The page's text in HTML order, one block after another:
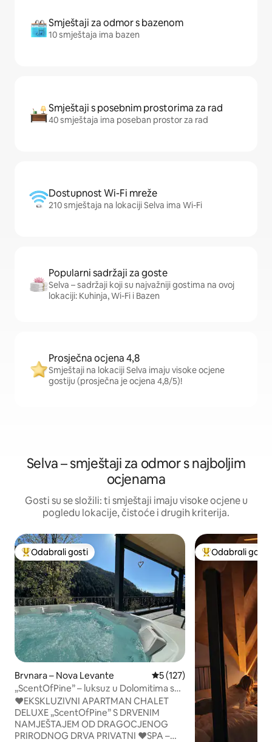
Smještaji za odmor s bazenom
10 smještaja ima bazen
Smještaji s posebnim prostorima za rad
40 smještaja ima poseban prostor za rad
Dostupnost Wi-Fi mreže
210 smještaja na lokaciji Selva ima Wi-Fi
Popularni sadržaji za goste
Selva – sadržaji koji su najvažniji gostima na ovoj
lokaciji: Kuhinja, Wi-Fi i Bazen
Prosječna ocjena 4,8
Smještaji na lokaciji Selva imaju visoke ocjene
gostiju (prosječna je ocjena 4,8/5)!
Selva – smještaji za odmor s najboljim
ocjenama
Gosti su se složili: ti smještaji imaju visoke ocjene u
pogledu lokacije, čistoće i drugih kriterija.
Među najviše rangiranima s oznakom „Odabrali gosti”
Odabrali gosti
Brvnara – Nova Levante Prosječna ocjena: 5/5,
5 (127)
„ScentOfPine” – luksuz u Dolomitima s
vrtlogom i saunom
♥️EKSKLUZIVNI APARTMAN CHALET
DELUXE „ScentOfPine” S DRVENIM
NAMJEŠTAJEM OD DRAGOCJENOG
PRIRODNOG DRVA PRIVATNI ♥️SPA –
Među najviše
Odabrali gosti